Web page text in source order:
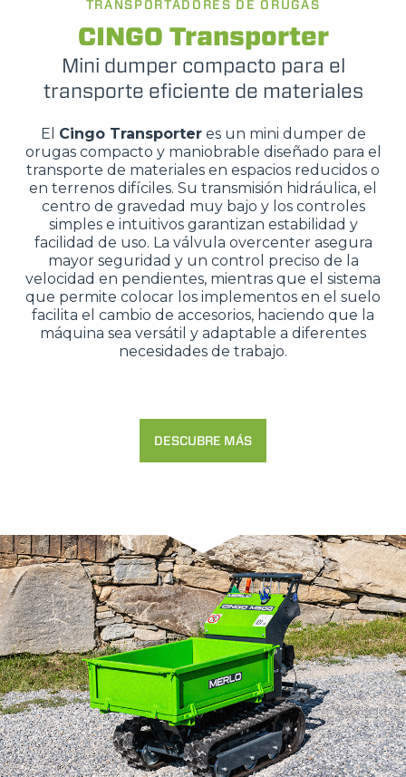
TRANSPORTADORES DE ORUGAS
CINGO Transporter
Mini dumper compacto para el
transporte eficiente de materiales
El Cingo Transporteres un mini dumper de
orugas compacto y maniobrable diseñado para el
transporte de materiales en espacios reducidos o
en terrenos difíciles. Su transmisión hidráulica, el
centro de gravedad muy bajo y los controles
simples e intuitivos garantizan estabilidad y
facilidad de uso. La válvula overcenter asegura
mayor seguridad y un control preciso de la
velocidad en pendientes, mientras que el sistema
que permite colocar los implementos en el suelo
facilita el cambio de accesorios, haciendo que la
máquina sea versátil y adaptable a diferentes
necesidades de trabajo.
DESCUBRE MÁS